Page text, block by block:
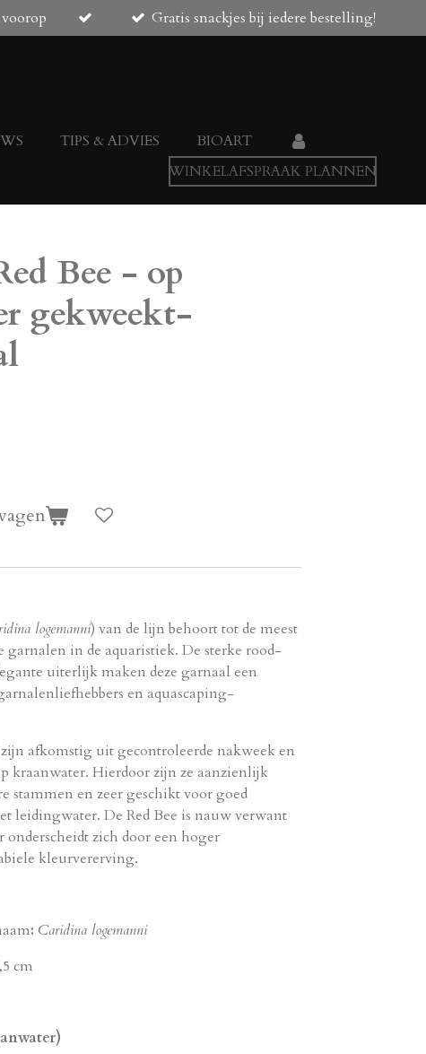
Gratis snackjes bij iedere bestelling!
TIPS & ADVIES
BIOART
WINKELAFSPRAAK PLANNEN
Bee - op
gekweekt-
logemanni) van de lijn behoort tot de meest
in de aquaristiek. De sterke rood-
uiterlijk maken deze garnaal een
en aquascaping-
afkomstig uit gecontroleerde nakweek en
kraanwater. Hierdoor zijn ze aanzienlijk
stammen en zeer geschikt voor goed
leidingwater. De Red Bee is nauw verwant
onderscheidt zich door een hoger
kleurvererving.
: Caridina logemanni
cm